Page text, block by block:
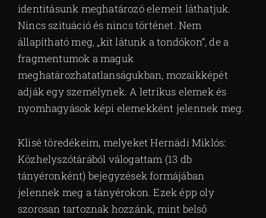
identitásunk meghatározó elemeit láthatjuk.
Nincs szituáció és nincs történet. Nem
állapítható meg, „kit látunk a tondókon”, de a
fragmentumok a maguk
meghatározhatatlanságukban, mozaikképét
adják egy személynek. A letrikus elemek és
nyomhagyások képi elemekként jelennek meg.
Klisé töredékeim, melyeket Hernádi Miklós:
Közhelyszótárából válogattam (13 db
tányéronként) bejegyzések formájában
jelennek meg a tányérokon. Ezek épp oly
szorosan tartoznak hozzánk, mint belső